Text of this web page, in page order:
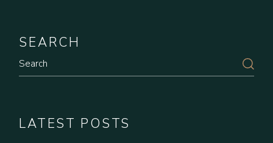
SEARCH
LATEST POSTS